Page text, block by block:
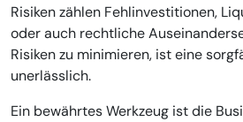
Risiken zählen Fehlinvestitionen,
oder auch rechtliche
Risiken zu minimieren, ist eine
unerlässlich.
Ein bewährtes Werkzeug ist die